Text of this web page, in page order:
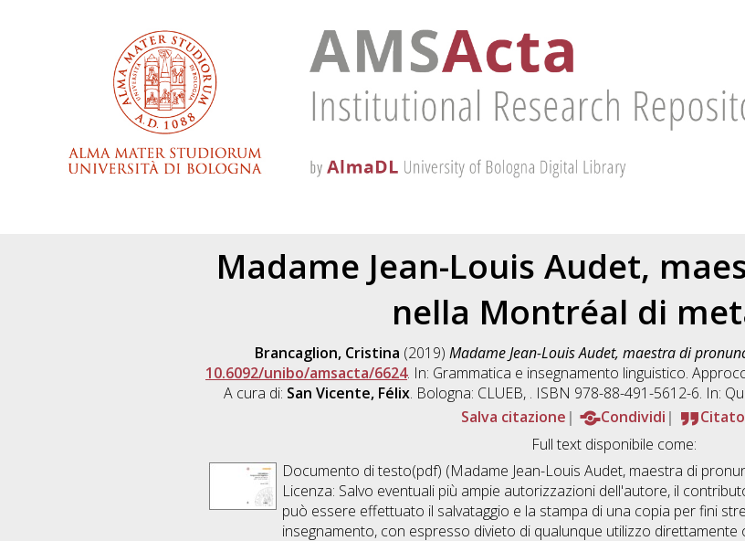
Madame Jean-Louis Audet,
nella Montréal di
Brancaglion, Cristina (2019) Madame Jean-Louis Audet, maestra di
10.6092/unibo/amsacta/6624. In: Grammatica e insegnamento linguistico.
A cura di: San Vicente, Félix. Bologna: CLUEB, . ISBN 978-88-491-5612-6. In:
Salva citazione
Condividi
Full text disponibile come:
Documento di testo(pdf) (Madame Jean-Louis Audet, maestra di
Licenza: Salvo eventuali più ampie autorizzazioni dell'autore, il
può essere effettuato il salvataggio e la stampa di una copia per fini
insegnamento, con espresso divieto di qualunque utilizzo